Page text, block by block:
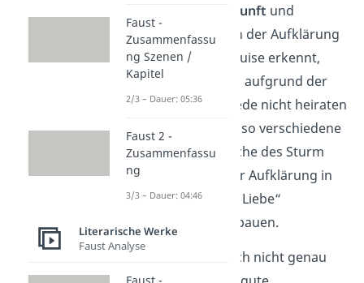
Vernunft und
Verstand, wie es in der Aufklärung
vorgesehen war. Luise erkennt,
dass sie Ferdinand aufgrund der
Standesunterschiede nicht heiraten
kann. Du kannst also verschiedene
Elemente der Epoche des Sturm
und Drang und der Aufklärung in
deine „Kabale und Liebe“
Interpretation einbauen.
Tipp:
Wenn du noch nicht genau
Faust -
Zusammenfassu
ng Szenen /
Kapitel
2/3 – Dauer: 05:36
Faust 2 -
Zusammenfassu
ng
3/3 – Dauer: 04:46
Literarische Werke
Faust Analyse